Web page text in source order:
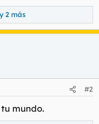
y 2 más
#2
mundo.